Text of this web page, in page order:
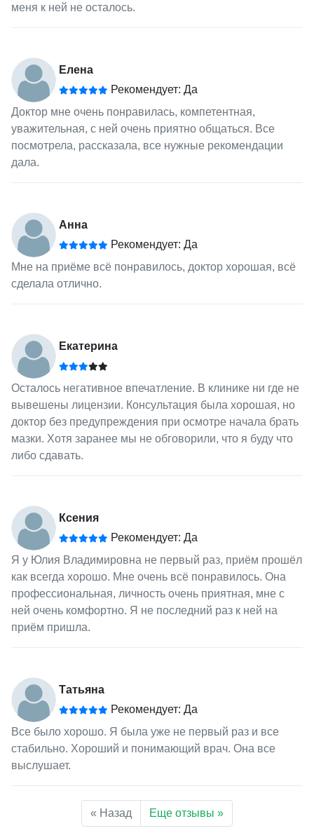
меня к ней не осталось.
Елена
Рекомендует: Да
Доктор мне очень понравилась, компетентная,
уважительная, с ней очень приятно общаться. Все
посмотрела, рассказала, все нужные рекомендации
дала.
Анна
Рекомендует: Да
Мне на приёме всё понравилось, доктор хорошая, всё
сделала отлично.
Екатерина
Осталось негативное впечатление. В клинике ни где не
вывешены лицензии. Консультация была хорошая, но
доктор без предупреждения при осмотре начала брать
мазки. Хотя заранее мы не обговорили, что я буду что
либо сдавать.
Ксения
Рекомендует: Да
Я у Юлия Владимировна не первый раз, приём прошёл
как всегда хорошо. Мне очень всё понравилось. Она
профессиональная, личность очень приятная, мне с
ней очень комфортно. Я не последний раз к ней на
приём пришла.
Татьяна
Рекомендует: Да
Все было хорошо. Я была уже не первый раз и все
стабильно. Хороший и понимающий врач. Она все
выслушает.
« Назад Еще отзывы »